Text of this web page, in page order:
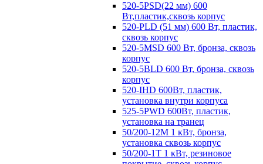
520-5PSD(22 мм) 600
Вт,пластик,сквозь корпус
520-PLD (51 мм) 600 Вт, пластик,
сквозь корпус
520-5MSD 600 Вт, бронза, сквозь
корпус
520-5BLD 600 Вт, бронза, сквозь
корпус
520-IHD 600Вт, пластик,
установка внутри корпуса
525-5PWD 600Вт, пластик,
установка на транец
50/200-12M 1 кВт, бронза,
установка сквозь корпус
50/200-1T 1 кВт, резиновое